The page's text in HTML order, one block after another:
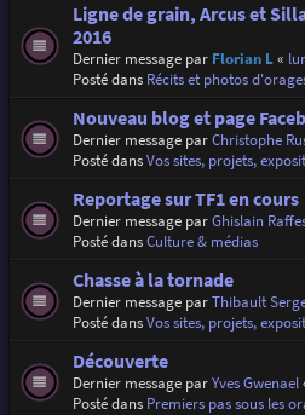
Ligne de grain, Arcus et
2016
Dernier message par Florian L«
Posté dans Récits et photos
Nouveau blog et page
Dernier message parChristophe
Posté dansVos sites, projets,
Reportage sur TF1 en cours
Dernier message parGhislain
Posté dansCulture & médias
Chasse à la tornade
Dernier message parThibault
Posté dansVos sites, projets,
Découverte
Dernier message parYves Gwenael
Posté dans Premiers pas sous les